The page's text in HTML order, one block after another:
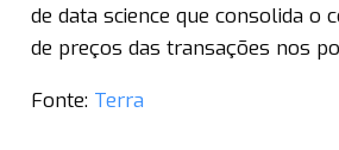
de data science que consolida o
de preços das transações nos
Fonte: Terra